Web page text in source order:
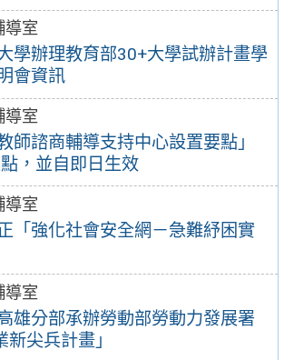
導室
學辦理教育部30+大學試辦計畫學
會資訊
導室
師諮商輔導支持中心設置要點」
，並自即日生效
導室
「強化社會安全網－急難紓困實
導室
雄分部承辦勞動部勞動力發展署
新尖兵計畫」